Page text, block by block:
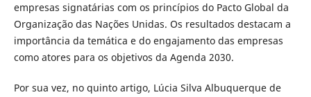
empresas signatárias com os princípios do Pacto Global da
Organização das Nações Unidas. Os resultados destacam a
importância da temática e do engajamento das empresas
como atores para os objetivos da Agenda 2030.
Por sua vez, no quinto artigo, Lúcia Silva Albuquerque de